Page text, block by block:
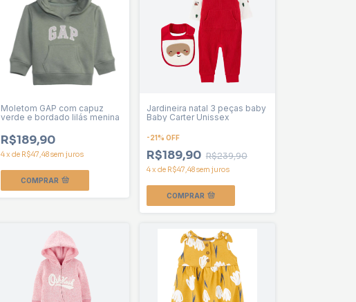
Moletom GAP com capuz
verde e bordado lilás menina
R$189,90
4x de R$47,48sem juros
COMPRAR
Jardineira natal 3 peças baby
Baby Carter Unissex
-21% OFF
R$189,90 R$239,90
4x de R$47,48sem juros
COMPRAR